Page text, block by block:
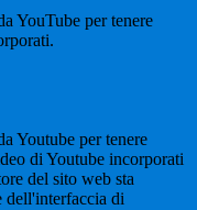
YouTube per tenere
Youtube per tenere
di Youtube incorporati
del sito web sta
dell'interfaccia di